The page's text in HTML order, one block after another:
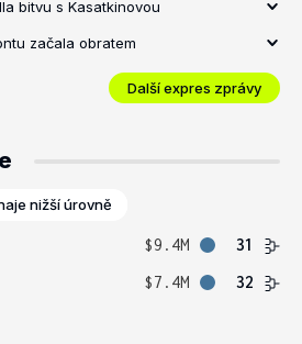
bitvu s Kasatkinovou
začala obratem
Další expres zprávy
nižší úrovně
$9.4M
31
$7.4M 32